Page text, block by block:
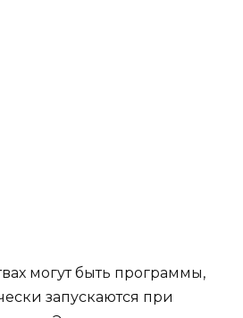
могут быть программы,
запускаются при